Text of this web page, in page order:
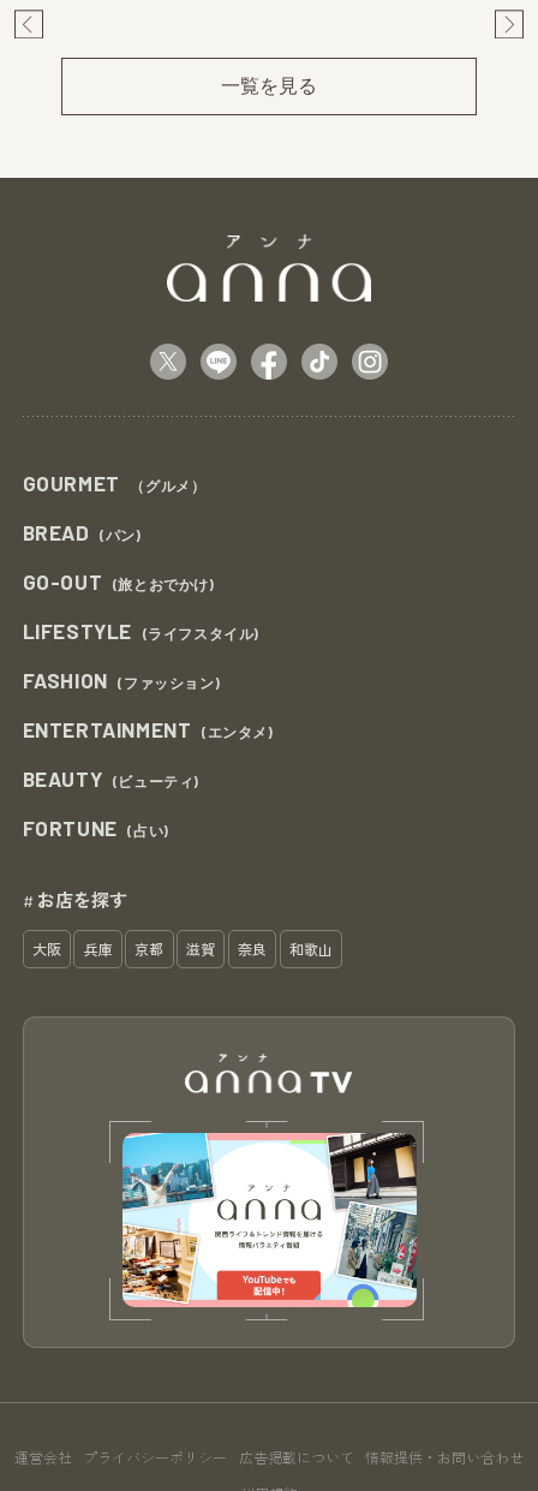
一覧を見る
GOURMET （グルメ）
BREAD (パン)
GO-OUT (旅とおでかけ)
LIFESTYLE (ライフスタイル)
FASHION (ファッション)
ENTERTAINMENT (エンタメ)
BEAUTY (ビューティ)
FORTUNE (占い)
# お店を探す
大阪 兵庫 京都 滋賀 奈良 和歌山
運営会社 プライバシーポリシー 広告掲載について 情報提供・お問い合わせ